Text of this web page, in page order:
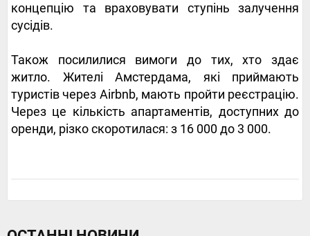
концепцію та враховувати ступінь залучення
сусідів.
Також посилилися вимоги до тих, хто здає
житло. Жителі Амстердама, які приймають
туристів через Airbnb, мають пройти реєстрацію.
Через це кількість апартаментів, доступних до
оренди, різко скоротилася: з 16 000 до 3 000.